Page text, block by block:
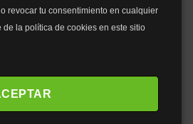
revocar tu consentimiento en cualquier
la política de cookies en este sitio